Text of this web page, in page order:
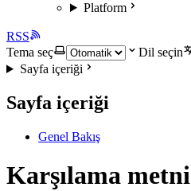
Platform
RSS
Tema seç
Dil seçin
Sayfa içeriği
Sayfa içeriği
Genel Bakış
Karşılama metni